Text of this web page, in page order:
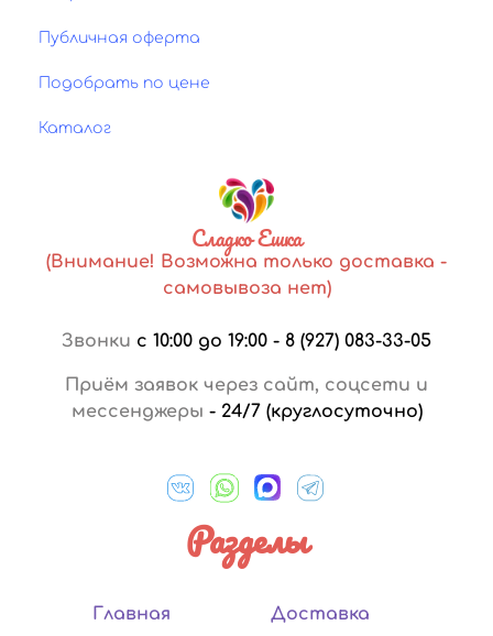
Публичная оферта
Подобрать по цене
Каталог
Сладко Ешка
(Внимание! Возможна только доставка -
самовывоза нет)
Звонки с 10:00 до 19:00 - 8 (927) 083-33-05
Приём заявок через сайт, соцсети и
мессенджеры - 24/7 (круглосуточно)
Разделы
Главная
Доставка